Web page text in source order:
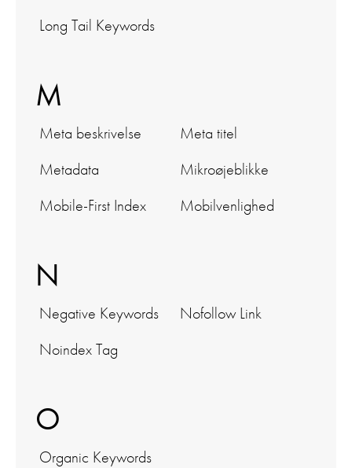
Long Tail Keywords
M
Meta beskrivelse
Meta titel
Metadata
Mikroøjeblikke
Mobile-First Index
Mobilvenlighed
N
Negative Keywords
Nofollow Link
Noindex Tag
O
Organic Keywords